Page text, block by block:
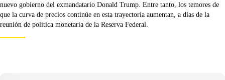
nuevo gobierno del exmandatario Donald Trump. Entre tanto, los temores de
que la curva de precios continúe en esta trayectoria aumentan, a días de la
reunión de política monetaria de la Reserva Federal.